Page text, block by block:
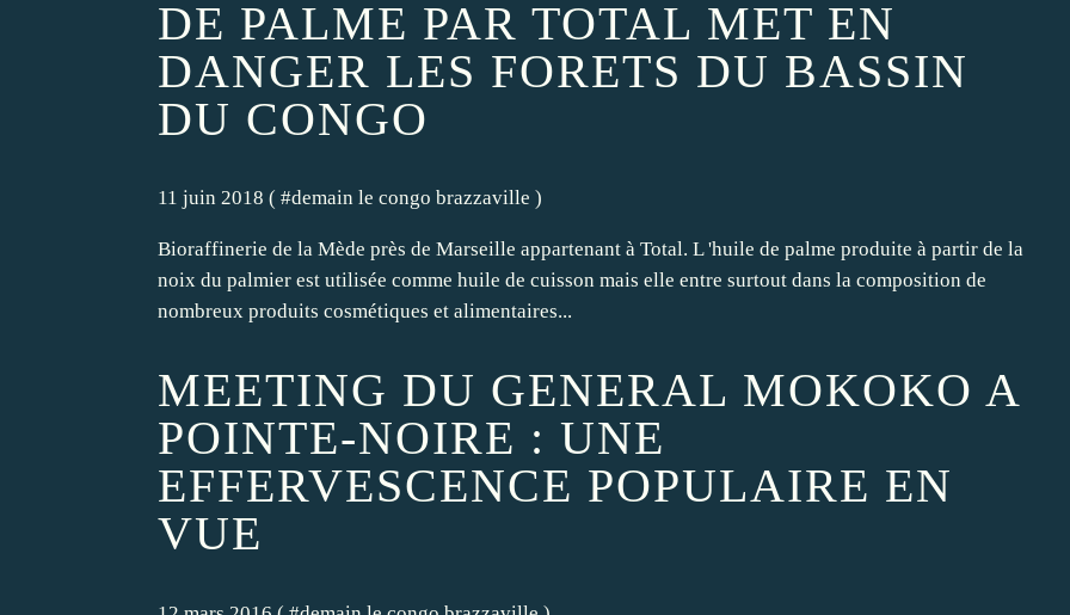
DE PALME PAR TOTAL MET EN
DANGER LES FORETS DU BASSIN
DU CONGO
11 juin 2018 ( #demain le congo brazzaville )
Bioraffinerie de la Mède près de Marseille appartenant à Total. L 'huile de palme produite à partir de la
noix du palmier est utilisée comme huile de cuisson mais elle entre surtout dans la composition de
nombreux produits cosmétiques et alimentaires...
MEETING DU GENERAL MOKOKO A
POINTE-NOIRE : UNE
EFFERVESCENCE POPULAIRE EN
VUE